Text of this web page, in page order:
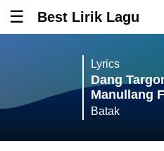
Tombol untuk membuka atau
Best Lirik Lagu
Lyrics
Dang
Manullang
Batak